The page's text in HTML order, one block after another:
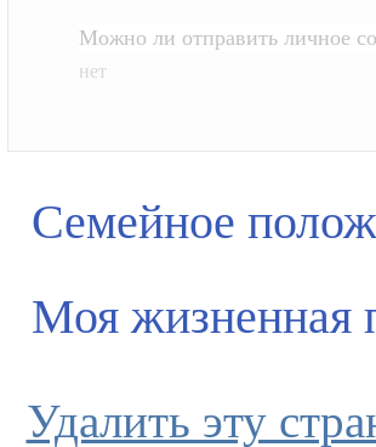
Можно ли отправить личное
нет
Семейное
Моя жизненная
Удалить эту